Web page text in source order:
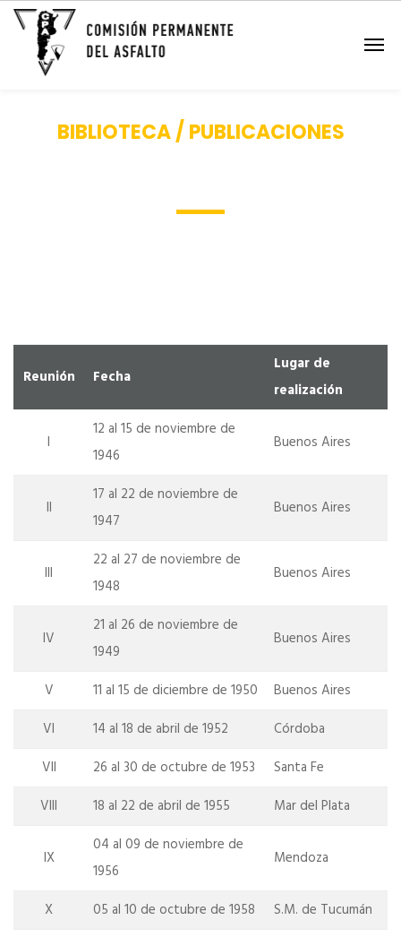
BIBLIOTECA / PUBLICACIONES
Reunión Fecha
Lugar de
realización
I
12 al 15 de noviembre de
1946
Buenos Aires
II
17 al 22 de noviembre de
1947
Buenos Aires
III
22 al 27 de noviembre de
1948
Buenos Aires
IV
21 al 26 de noviembre de
1949
Buenos Aires
V 11 al 15 de diciembre de 1950
Buenos Aires
VI
14 al 18 de abril de 1952
Córdoba
VII
26 al 30 de octubre de 1953
Santa Fe
VIII
18 al 22 de abril de 1955 Mar del Plata
IX
04 al 09 de noviembre de
1956
Mendoza
X 05 al 10 de octubre de 1958 S.M. de Tucumán